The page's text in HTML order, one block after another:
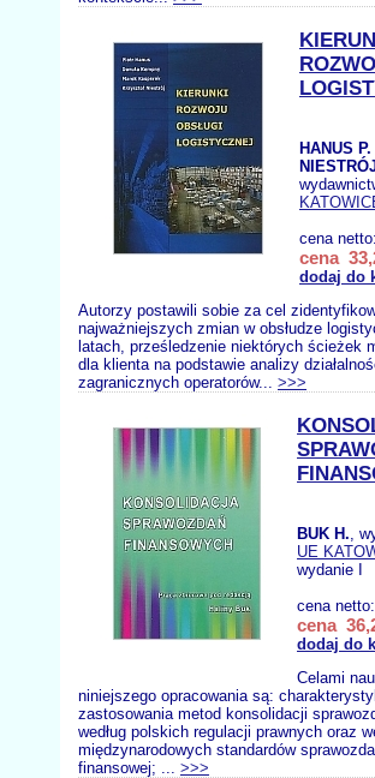
HANUS
cena
cena
dodaj do
Autorzy postawili sobie za cel
najważniejszych zmian w obsłudze
latach, prześledzenie niektórych ścieżek
dla klienta na podstawie analizy
zagranicznych operatorów... >>>
BUK H.,
UE
wydanie I
cena
cena
dodaj do
Celami
niniejszego opracowania są:
zastosowania metod konsolidacji
według polskich regulacji prawnych oraz
międzynarodowych standardów
finansowej; ... >>>